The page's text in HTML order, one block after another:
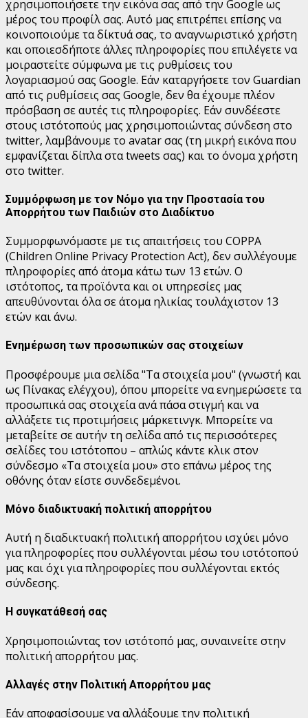
χρησιμοποιήσετε την εικόνα σας από την Google ως
μέρος του προφίλ σας. Αυτό μας επιτρέπει επίσης να
κοινοποιούμε τα δίκτυά σας, το αναγνωριστικό χρήστη
και οποιεσδήποτε άλλες πληροφορίες που επιλέγετε να
μοιραστείτε σύμφωνα με τις ρυθμίσεις του
λογαριασμού σας Google. Εάν καταργήσετε τον Guardian
από τις ρυθμίσεις σας Google, δεν θα έχουμε πλέον
πρόσβαση σε αυτές τις πληροφορίες. Εάν συνδέεστε
στους ιστότοπούς μας χρησιμοποιώντας σύνδεση στο
twitter, λαμβάνουμε το avatar σας (τη μικρή εικόνα που
εμφανίζεται δίπλα στα tweets σας) και το όνομα χρήστη
στο twitter.
Συμμόρφωση με τον Νόμο για την Προστασία του
Απορρήτου των Παιδιών στο Διαδίκτυο
Συμμορφωνόμαστε με τις απαιτήσεις του COPPA
(Children Online Privacy Protection Act), δεν συλλέγουμε
πληροφορίες από άτομα κάτω των 13 ετών. Ο
ιστότοπος, τα προϊόντα και οι υπηρεσίες μας
απευθύνονται όλα σε άτομα ηλικίας τουλάχιστον 13
ετών και άνω.
Ενημέρωση των προσωπικών σας στοιχείων
Προσφέρουμε μια σελίδα "Τα στοιχεία μου" (γνωστή και
ως Πίνακας ελέγχου), όπου μπορείτε να ενημερώσετε τα
προσωπικά σας στοιχεία ανά πάσα στιγμή και να
αλλάξετε τις προτιμήσεις μάρκετινγκ. Μπορείτε να
μεταβείτε σε αυτήν τη σελίδα από τις περισσότερες
σελίδες του ιστότοπου – απλώς κάντε κλικ στον
σύνδεσμο «Τα στοιχεία μου» στο επάνω μέρος της
οθόνης όταν είστε συνδεδεμένοι.
Μόνο διαδικτυακή πολιτική απορρήτου
Αυτή η διαδικτυακή πολιτική απορρήτου ισχύει μόνο
για πληροφορίες που συλλέγονται μέσω του ιστότοπού
μας και όχι για πληροφορίες που συλλέγονται εκτός
σύνδεσης.
Η συγκατάθεσή σας
Χρησιμοποιώντας τον ιστότοπό μας, συναινείτε στην
πολιτική απορρήτου μας.
Αλλαγές στην Πολιτική Απορρήτου μας
Εάν αποφασίσουμε να αλλάξουμε την πολιτική